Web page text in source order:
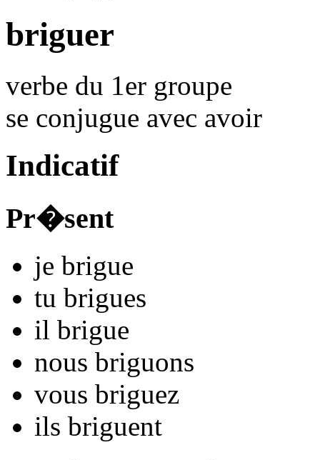
briguer
verbe du 1er groupe
se conjugue avec avoir
Indicatif
Pr�sent
je brigue
tu brigues
il brigue
nous briguons
vous briguez
ils briguent